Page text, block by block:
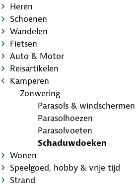
Heren
Schoenen
Wandelen
Fietsen
Auto & Motor
Reisartikelen
Kamperen
Zonwering
Parasols & windschermen
Parasolhoezen
Parasolvoeten
Schaduwdoeken
Wonen
Speelgoed, hobby & vrije tijd
Strand